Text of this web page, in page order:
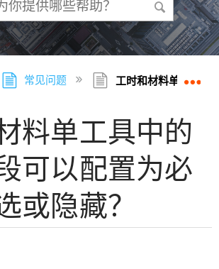
全局层次
常见问题 工时和材料单工具中
料单工具中的
可以配置为必
或隐藏？